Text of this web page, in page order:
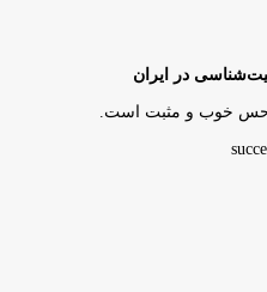
در ایران
حس خوب و مثبت است.